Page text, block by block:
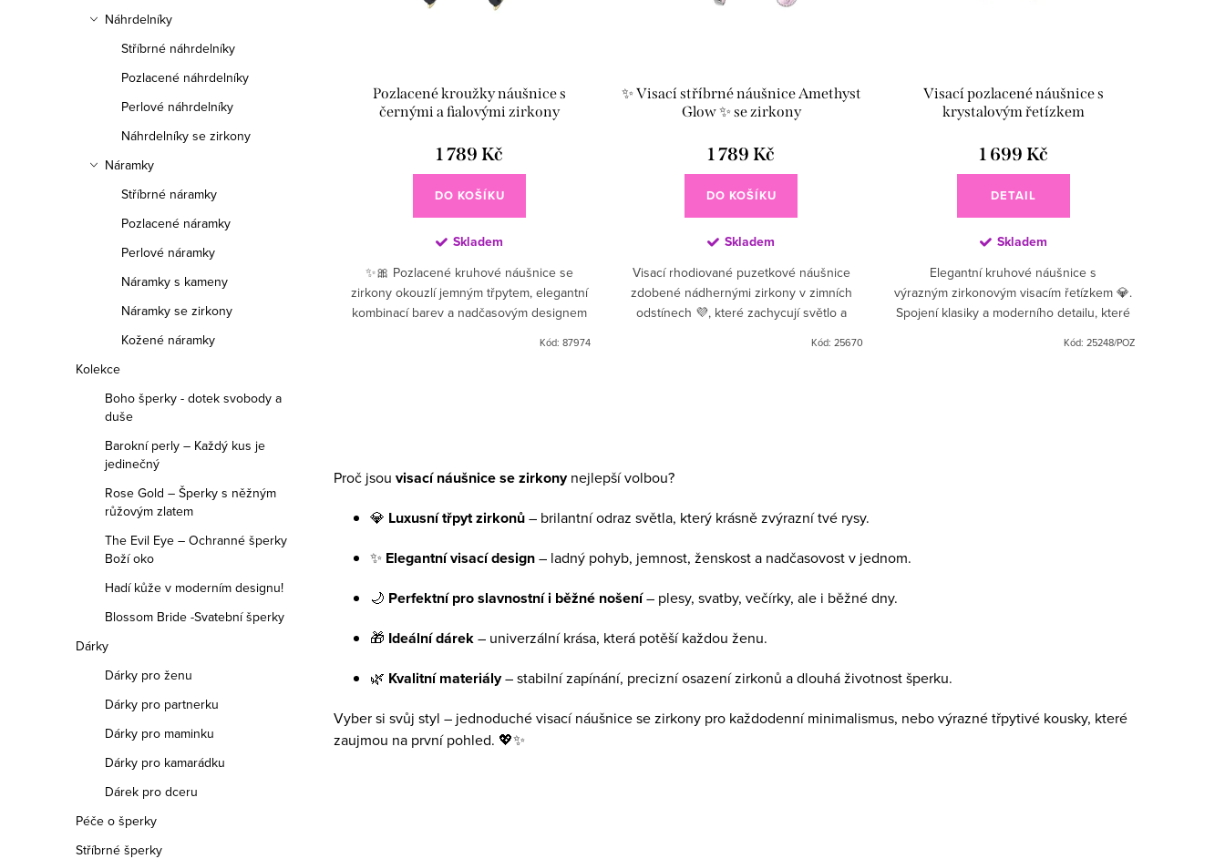
Náhrdelníky
Stříbrné náhrdelníky
Pozlacené náhrdelníky
Perlové náhrdelníky
Náhrdelníky se zirkony
Náramky
Stříbrné náramky
Pozlacené náramky
Perlové náramky
Náramky s kameny
Náramky se zirkony
Kožené náramky
Kolekce
Boho šperky - dotek svobody a
duše
Barokní perly – Každý kus je
jedinečný
Rose Gold – Šperky s něžným
růžovým zlatem
The Evil Eye – Ochranné šperky
Boží oko
Hadí kůže v moderním designu!
Blossom Bride -Svatební šperky
Dárky
Dárky pro ženu
Dárky pro partnerku
Dárky pro maminku
Dárky pro kamarádku
Dárek pro dceru
Péče o šperky
Stříbrné šperky
Pozlacené kroužky náušnice s
černými a fialovými zirkony
1 789 Kč
DO KOŠÍKU
Skladem
✨🎀 Pozlacené kruhové náušnice se
zirkony okouzlí jemným třpytem, elegantní
kombinací barev a nadčasovým designem
Kód:87974
✨ Visací stříbrné náušnice Amethyst
Glow ✨ se zirkony
1 789 Kč
DO KOŠÍKU
Skladem
Visací rhodiované puzetkové náušnice
zdobené nádhernými zirkony v zimních
odstínech 💜, které zachycují světlo a
Kód: 25670
Visací pozlacené náušnice s
krystalovým řetízkem
1 699 Kč
DETAIL
Skladem
Elegantní kruhové náušnice s
výrazným zirkonovým visacím řetízkem 💎.
Spojení klasiky a moderního detailu, které
Kód: 25248/POZ
Proč jsou visací náušnice se zirkonynejlepší volbou?
💎 Luxusní třpyt zirkonů– brilantní odraz světla, který krásně zvýrazní tvé rysy.
✨ Elegantní visací design– ladný pohyb, jemnost, ženskost a nadčasovost v jednom.
🌙 Perfektní pro slavnostní i běžné nošení– plesy, svatby, večírky, ale i běžné dny.
🎁 Ideální dárek– univerzální krása, která potěší každou ženu.
🌿 Kvalitní materiály– stabilní zapínání, precizní osazení zirkonů a dlouhá životnost šperku.
Vyber si svůj styl – jednoduché visací náušnice se zirkony pro každodenní minimalismus, nebo výrazné třpytivé kousky, které
zaujmou na první pohled. 💖✨